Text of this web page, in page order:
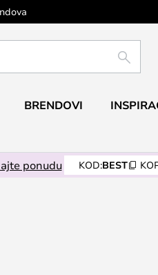
TRAŽI
BRENDOVI
ponudu KOD:BEST